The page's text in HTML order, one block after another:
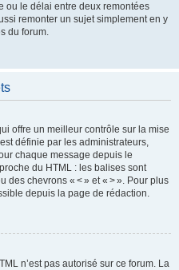
ou le délai entre deux remontées
remonter un sujet simplement en y
du forum.
offre un meilleur contrôle sur la mise
définie par les administrateurs,
chaque message depuis le
du HTML : les balises sont
des chevrons « < » et « > ». Pour plus
depuis la page de rédaction.
n’est pas autorisé sur ce forum. La